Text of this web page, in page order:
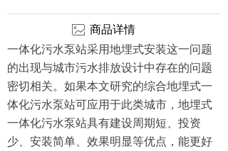
商品详情
一体化污水泵站采用地埋式安装这一问题
的出现与城市污水排放设计中存在的问题
密切相关。如果本文研究的综合地埋式一
体化污水泵站可应用于此类城市，地埋式
一体化污水泵站具有建设周期短、投资
少、安装简单、效果明显等优点，能更好
ꂈ